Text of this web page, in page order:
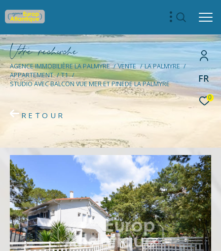
FR
0
Vore recece
AGENCE IMMOBILIÈRE LA PALMYRE VENTE
LA PALMYRE
APPARTEMENT
T1
STUDIO AVEC BALCON VUE MER ET PINEDE LA PALMYRE
RETOUR